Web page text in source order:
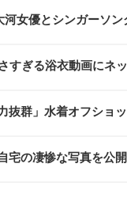
女優とシンガーソ
すぎる浴衣動画にネ
抜群」水着オフショ
宅の凄惨な写真を公